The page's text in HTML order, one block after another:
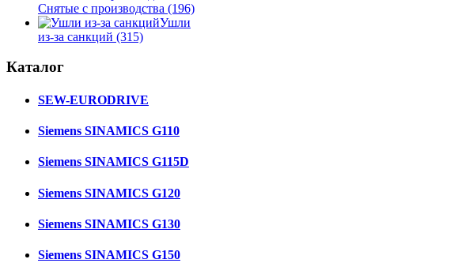
Снятые с производства (196)
Ушли
из-за санкций (315)
Каталог
SEW-EURODRIVE
Siemens SINAMICS G110
Siemens SINAMICS G115D
Siemens SINAMICS G120
Siemens SINAMICS G130
Siemens SINAMICS G150